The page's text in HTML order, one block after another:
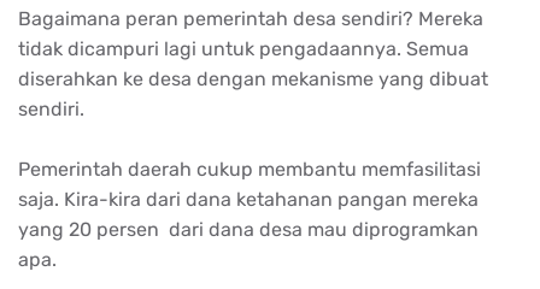
Bagaimana peran pemerintah desa sendiri? Mereka
tidak dicampuri lagi untuk pengadaannya. Semua
diserahkan ke desa dengan mekanisme yang dibuat
sendiri.
Pemerintah daerah cukup membantu memfasilitasi
saja. Kira-kira dari dana ketahanan pangan mereka
yang 20 persen dari dana desa mau diprogramkan
apa.